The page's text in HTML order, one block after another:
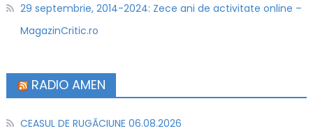
29 septembrie, 2014-2024: Zece ani de activitate online –
MagazinCritic.ro
RADIO AMEN
CEASUL DE RUGĂCIUNE 06.08.2026